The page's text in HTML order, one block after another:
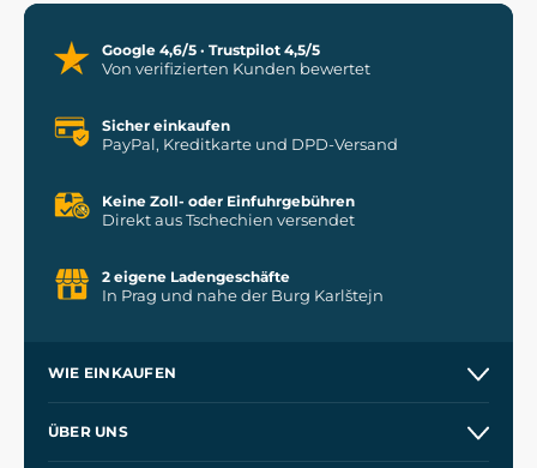
Google 4,6/5 · Trustpilot 4,5/5
Von verifizierten Kunden bewertet
Sicher einkaufen
PayPal, Kreditkarte und DPD-Versand
Keine Zoll- oder Einfuhrgebühren
Direkt aus Tschechien versendet
2 eigene Ladengeschäfte
In Prag und nahe der Burg Karlštejn
WIE EINKAUFEN
ÜBER UNS